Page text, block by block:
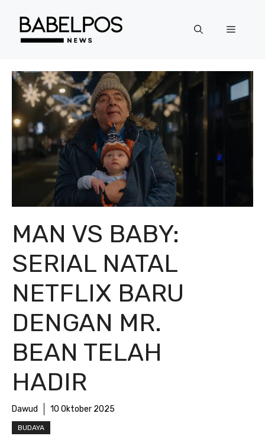
Menu
MAN VS BABY:
SERIAL NATAL
NETFLIX BARU
DENGAN MR.
BEAN TELAH
HADIR
Dawud 10 Oktober 2025
BUDAYA